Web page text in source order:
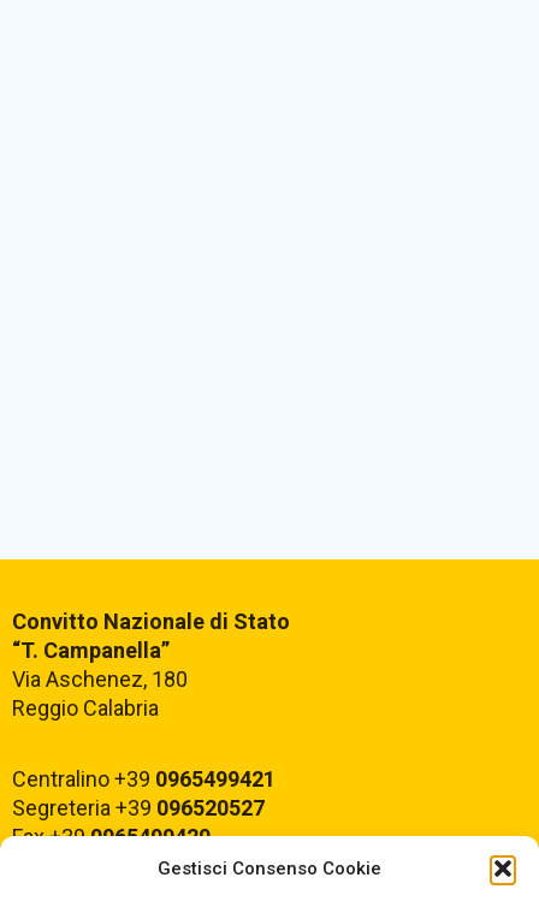
Gestisci Consenso Cookie
Convitto Nazionale di Stato
“T. Campanella”
Via Aschenez, 180
Reggio Calabria
Centralino +39 0965499421
Segreteria +39 096520527
Fax +390965499420